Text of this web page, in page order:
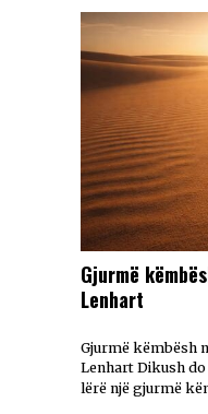
Gjurmë
Lenhart
Gjurmë këmbësh
Lenhart Dikush do
lërë një gjurmë